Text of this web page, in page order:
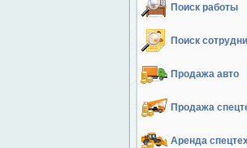
Поиск работы
Поиск
Продажа авто
Продажа
Аренда